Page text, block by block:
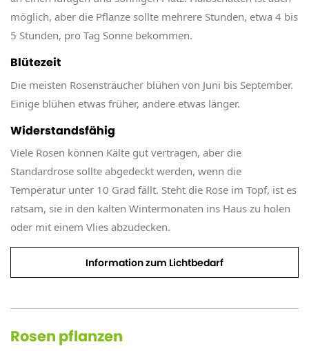
möglich, aber die Pflanze sollte mehrere Stunden, etwa 4 bis
5 Stunden, pro Tag Sonne bekommen.
Blütezeit
Die meisten Rosensträucher blühen von Juni bis September.
Einige blühen etwas früher, andere etwas länger.
Widerstandsfähig
Viele Rosen können Kälte gut vertragen, aber die
Standardrose sollte abgedeckt werden, wenn die
Temperatur unter 10 Grad fällt. Steht die Rose im Topf, ist es
ratsam, sie in den kalten Wintermonaten ins Haus zu holen
oder mit einem Vlies abzudecken.
Information zum Lichtbedarf
Rosen pflanzen